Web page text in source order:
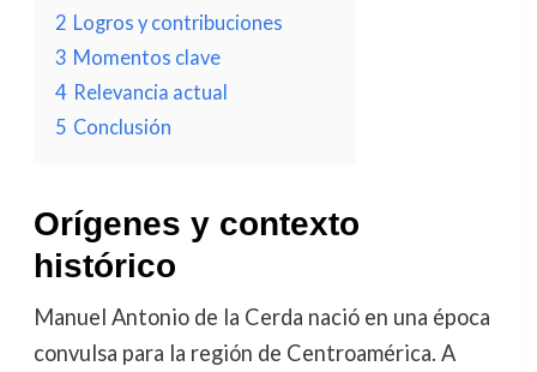
2 Logros y contribuciones
3 Momentos clave
4 Relevancia actual
5 Conclusión
Orígenes y contexto
histórico
Manuel Antonio de la Cerda nació en una época
convulsa para la región de Centroamérica. A